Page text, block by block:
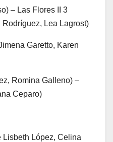
– Las Flores II 3
Lea Lagrost)
Garetto, Karen
Romina Galleno) –
Ceparo)
Lisbeth López, Celina